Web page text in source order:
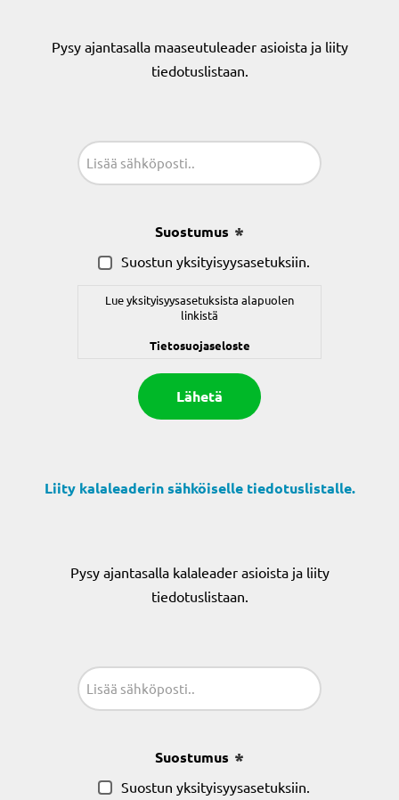
Pysy ajantasalla maaseutuleader asioista ja liity
tiedotuslistaan.
Suostumus
Suostun yksityisyysasetuksiin.
Lue yksityisyysasetuksista alapuolen
linkistä
Tietosuojaseloste
Liity kalaleaderin sähköiselle tiedotuslistalle.
Pysy ajantasalla kalaleader asioista ja liity
tiedotuslistaan.
Suostumus
Suostun yksityisyysasetuksiin.